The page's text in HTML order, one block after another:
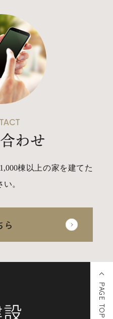
わせ
棟以上の家を建てた
。
ら
PAGE TOP